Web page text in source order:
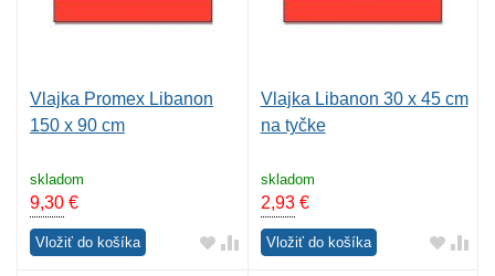
Vlajka Promex Libanon
150 x 90 cm
skladom
9,30 €
Vložiť do košíka
Vlajka Libanon 30 x 45 cm
na tyčke
skladom
2,93€
Vložiť do košíka